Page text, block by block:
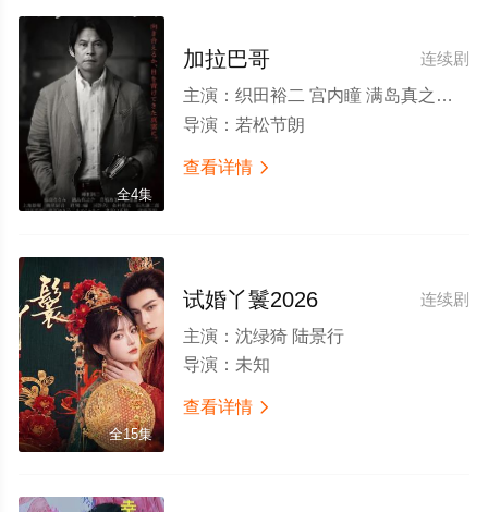
全4集
连续剧
加拉巴哥
主演： 织田裕二 宫内瞳 满岛真之介 高岛政宏 泉里香 鹤见辰吾 上地雄辅 金井勇太 野间口彻 东干久 筱原友希子 あめくみちこ 津嘉山正种 户田菜穗 伊藤英明
导演： 若松节朗
查看详情 
全15集
连续剧
试婚丫鬟2026
主演： 沈绿猗 陆景行
导演： 未知
查看详情 